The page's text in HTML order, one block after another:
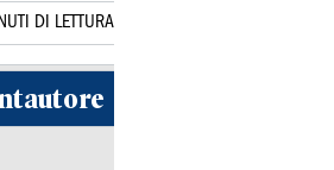
DI LETTURA